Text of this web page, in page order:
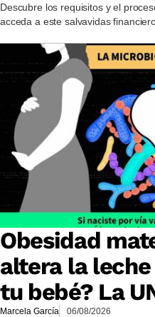
Descubre los requisitos y el
acceda a este salvavidas
Obesidad
altera la
tu bebé? La
Marcela García 06/08/2026